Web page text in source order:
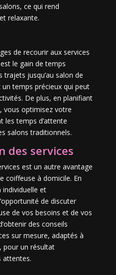
ce qui rend
relaxante.
de recourir aux services
le gain de temps
trajets jusqu’au salon de
temps précieux qui peut
De plus, en planifiant
vous optimisez votre
les temps d’attente
salons traditionnels.
des services
est un autre avantage
coiffeuse à domicile. En
individuelle et
de discuter
de vos besoins et de vos
des conseils
sur mesure, adaptés à
pour un résultat
attentes.